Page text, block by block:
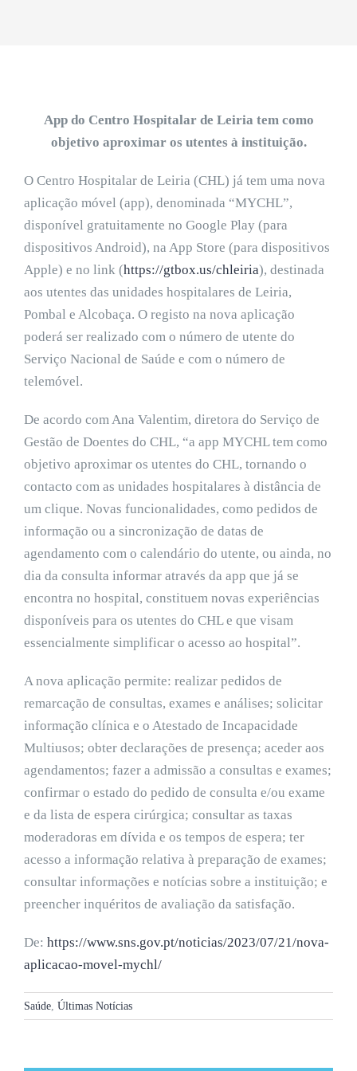
App do Centro Hospitalar de Leiria tem como
objetivo aproximar os utentes à instituição.
O Centro Hospitalar de Leiria (CHL) já tem uma nova
aplicação móvel (app), denominada “MYCHL”,
disponível gratuitamente no Google Play (para
dispositivos Android), na App Store (para dispositivos
Apple) e no link (https://gtbox.us/chleiria), destinada
aos utentes das unidades hospitalares de Leiria,
Pombal e Alcobaça. O registo na nova aplicação
poderá ser realizado com o número de utente do
Serviço Nacional de Saúde e com o número de
telemóvel.
De acordo com Ana Valentim, diretora do Serviço de
Gestão de Doentes do CHL, “a app MYCHL tem como
objetivo aproximar os utentes do CHL, tornando o
contacto com as unidades hospitalares à distância de
um clique. Novas funcionalidades, como pedidos de
informação ou a sincronização de datas de
agendamento com o calendário do utente, ou ainda, no
dia da consulta informar através da app que já se
encontra no hospital, constituem novas experiências
disponíveis para os utentes do CHL e que visam
essencialmente simplificar o acesso ao hospital”.
A nova aplicação permite: realizar pedidos de
remarcação de consultas, exames e análises; solicitar
informação clínica e o Atestado de Incapacidade
Multiusos; obter declarações de presença; aceder aos
agendamentos; fazer a admissão a consultas e exames;
confirmar o estado do pedido de consulta e/ou exame
e da lista de espera cirúrgica; consultar as taxas
moderadoras em dívida e os tempos de espera; ter
acesso a informação relativa à preparação de exames;
consultar informações e notícias sobre a instituição; e
preencher inquéritos de avaliação da satisfação.
De: https://www.sns.gov.pt/noticias/2023/07/21/nova-
aplicacao-movel-mychl/
Saúde Últimas Notícias